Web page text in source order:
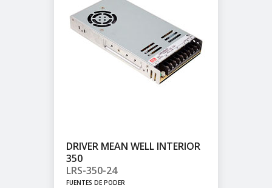
DRIVER MEAN WELL INTERIOR
350
LRS-350-24
FUENTES DE PODER